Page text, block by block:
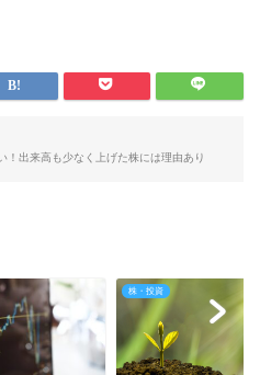
！出来高も少なく上げた株には理由あり
株・投資